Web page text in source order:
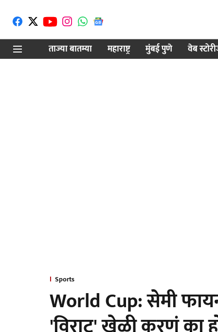
ताज्या बातम्या महाराष्ट्र मुंबई पुणे वेब
Sports
World Cup: सेमी